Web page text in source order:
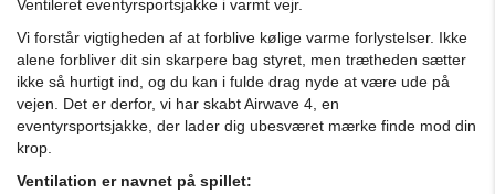
Ventileret eventyrsportsjakke i varmt vejr.
Vi forstår vigtigheden af ​​at forblive kølige varme forlystelser. Ikke
alene forbliver dit sin skarpere bag styret, men trætheden sætter
ikke så hurtigt ind, og du kan i fulde drag nyde at være ude på
vejen. Det er derfor, vi har skabt Airwave 4, en
eventyrsportsjakke, der lader dig ubesværet mærke finde mod din
krop.
Ventilation er navnet på spillet: